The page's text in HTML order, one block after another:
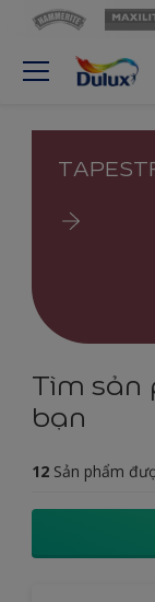
Tìm sản
bạn
12 Sản phẩm